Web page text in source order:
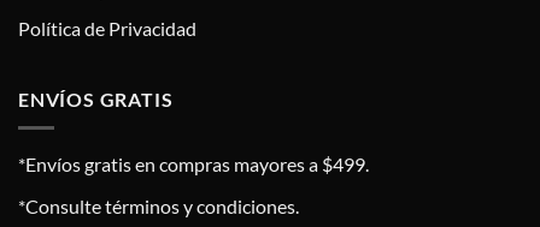
Política de Privacidad
ENVÍOS GRATIS
*Envíos gratis en compras mayores a $499.
*Consulte términos y condiciones.